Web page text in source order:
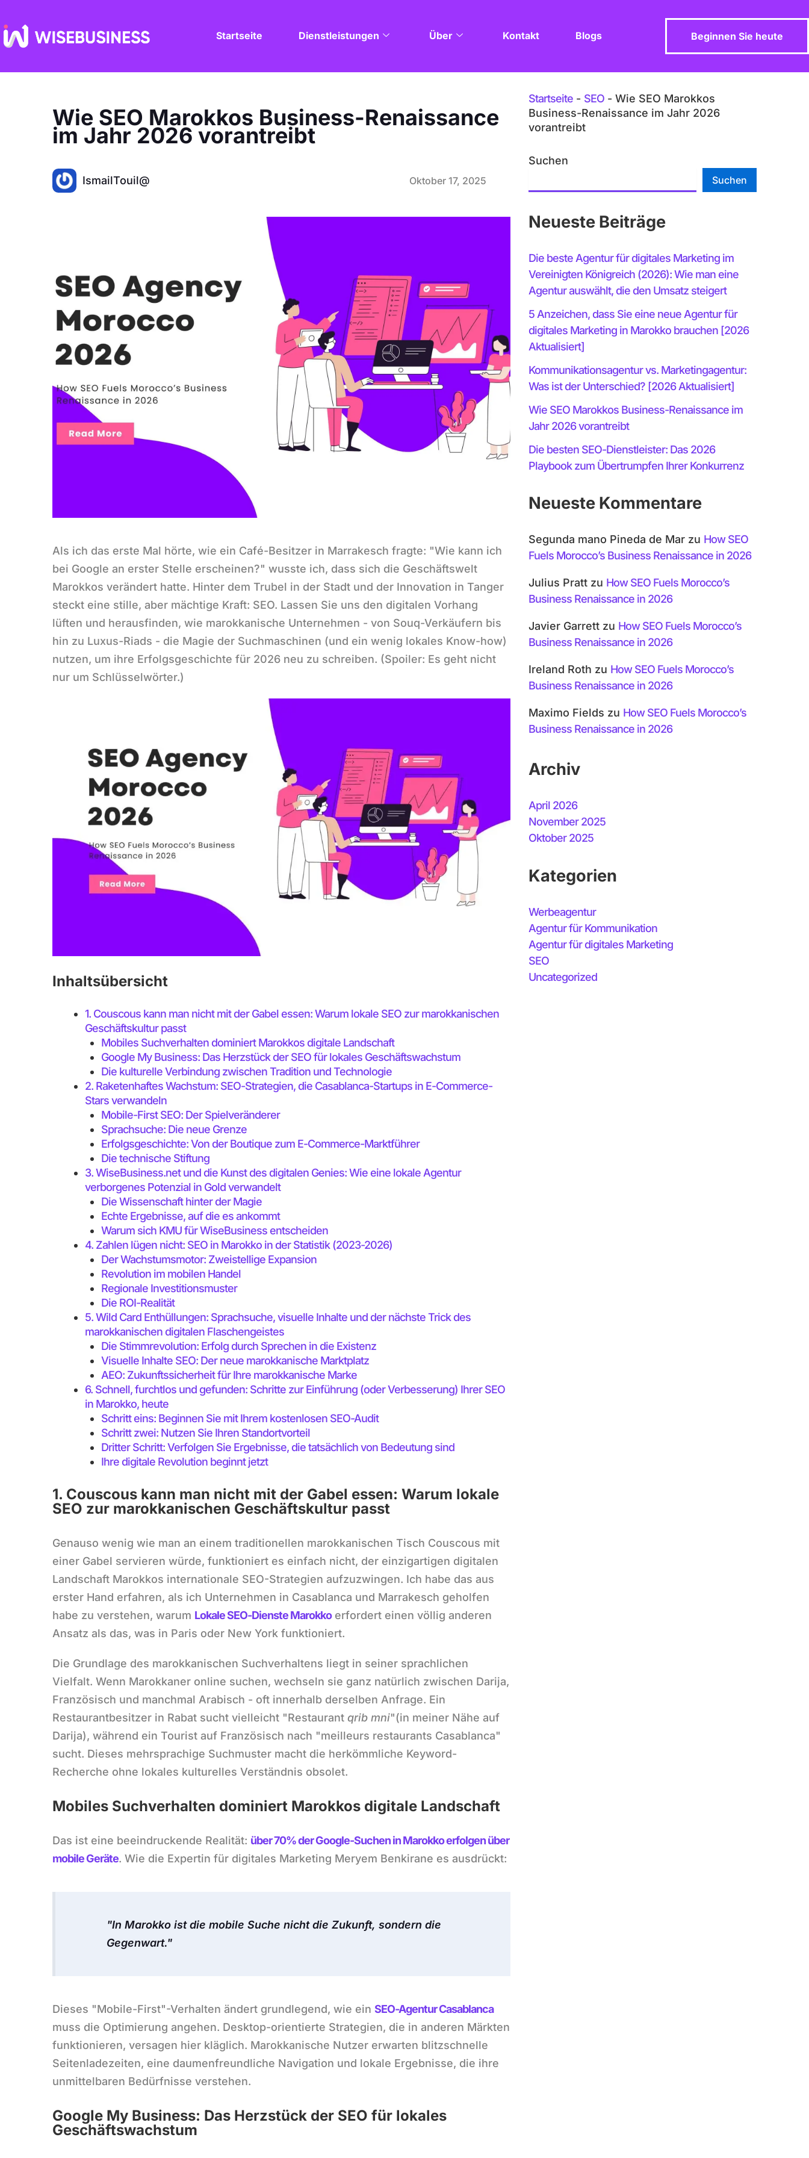
springen
Startseite Dienstleistungen Über Kontakt Blogs Beginnen Sie heute
Wie SEO Marokkos Business-Renaissance
im Jahr 2026 vorantreibt
IsmailTouil@ Oktober 17, 2025
Als ich das erste Mal hörte, wie ein Café-Besitzer in Marrakesch fragte: "Wie kann ich
bei Google an erster Stelle erscheinen?" wusste ich, dass sich die Geschäftswelt
Marokkos verändert hatte. Hinter dem Trubel in der Stadt und der Innovation in Tanger
steckt eine stille, aber mächtige Kraft: SEO. Lassen Sie uns den digitalen Vorhang
lüften und herausfinden, wie marokkanische Unternehmen - von Souq-Verkäufern bis
hin zu Luxus-Riads - die Magie der Suchmaschinen (und ein wenig lokales Know-how)
nutzen, um ihre Erfolgsgeschichte für 2026 neu zu schreiben. (Spoiler: Es geht nicht
nur um Schlüsselwörter.)
Inhaltsübersicht
1. Couscous kann man nicht mit der Gabel essen: Warum lokale SEO zur marokkanischen
Geschäftskultur passt
Mobiles Suchverhalten dominiert Marokkos digitale Landschaft
Google My Business: Das Herzstück der SEO für lokales Geschäftswachstum
Die kulturelle Verbindung zwischen Tradition und Technologie
2. Raketenhaftes Wachstum: SEO-Strategien, die Casablanca-Startups in E-Commerce-
Stars verwandeln
Mobile-First SEO: Der Spielveränderer
Sprachsuche: Die neue Grenze
Erfolgsgeschichte: Von der Boutique zum E-Commerce-Marktführer
Die technische Stiftung
3. WiseBusiness.net und die Kunst des digitalen Genies: Wie eine lokale Agentur
verborgenes Potenzial in Gold verwandelt
Die Wissenschaft hinter der Magie
Echte Ergebnisse, auf die es ankommt
Warum sich KMU für WiseBusiness entscheiden
4. Zahlen lügen nicht: SEO in Marokko in der Statistik (2023-2026)
Der Wachstumsmotor: Zweistellige Expansion
Revolution im mobilen Handel
Regionale Investitionsmuster
Die ROI-Realität
5. Wild Card Enthüllungen: Sprachsuche, visuelle Inhalte und der nächste Trick des
marokkanischen digitalen Flaschengeistes
Die Stimmrevolution: Erfolg durch Sprechen in die Existenz
Visuelle Inhalte SEO: Der neue marokkanische Marktplatz
AEO: Zukunftssicherheit für Ihre marokkanische Marke
6. Schnell, furchtlos und gefunden: Schritte zur Einführung (oder Verbesserung) Ihrer SEO
in Marokko, heute
Schritt eins: Beginnen Sie mit Ihrem kostenlosen SEO-Audit
Schritt zwei: Nutzen Sie Ihren Standortvorteil
Dritter Schritt: Verfolgen Sie Ergebnisse, die tatsächlich von Bedeutung sind
Ihre digitale Revolution beginnt jetzt
1. Couscous kann man nicht mit der Gabel essen: Warum lokale
SEO zur marokkanischen Geschäftskultur passt
Genauso wenig wie man an einem traditionellen marokkanischen Tisch Couscous mit
einer Gabel servieren würde, funktioniert es einfach nicht, der einzigartigen digitalen
Landschaft Marokkos internationale SEO-Strategien aufzuzwingen. Ich habe das aus
erster Hand erfahren, als ich Unternehmen in Casablanca und Marrakesch geholfen
habe zu verstehen, warum Lokale SEO-Dienste Marokkoerfordert einen völlig anderen
Ansatz als das, was in Paris oder New York funktioniert.
Die Grundlage des marokkanischen Suchverhaltens liegt in seiner sprachlichen
Vielfalt. Wenn Marokkaner online suchen, wechseln sie ganz natürlich zwischen Darija,
Französisch und manchmal Arabisch - oft innerhalb derselben Anfrage. Ein
Restaurantbesitzer in Rabat sucht vielleicht "Restaurant qrib mni"(in meiner Nähe auf
Darija), während ein Tourist auf Französisch nach "meilleurs restaurants Casablanca"
sucht. Dieses mehrsprachige Suchmuster macht die herkömmliche Keyword-
Recherche ohne lokales kulturelles Verständnis obsolet.
Mobiles Suchverhalten dominiert Marokkos digitale Landschaft
Das ist eine beeindruckende Realität: über 70% der Google-Suchen in Marokko erfolgen über
mobile Geräte. Wie die Expertin für digitales Marketing Meryem Benkirane es ausdrückt:
"In Marokko ist die mobile Suche nicht die Zukunft, sondern die
Gegenwart."
Dieses "Mobile-First"-Verhalten ändert grundlegend, wie ein SEO-Agentur Casablanca
muss die Optimierung angehen. Desktop-orientierte Strategien, die in anderen Märkten
funktionieren, versagen hier kläglich. Marokkanische Nutzer erwarten blitzschnelle
Seitenladezeiten, eine daumenfreundliche Navigation und lokale Ergebnisse, die ihre
unmittelbaren Bedürfnisse verstehen.
Google My Business: Das Herzstück der SEO für lokales
Geschäftswachstum
Startseite- SEO- Wie SEO Marokkos
Business-Renaissance im Jahr 2026
vorantreibt
Suchen
Suchen
Neueste Beiträge
Die beste Agentur für digitales Marketing im
Vereinigten Königreich (2026): Wie man eine
Agentur auswählt, die den Umsatz steigert
5 Anzeichen, dass Sie eine neue Agentur für
digitales Marketing in Marokko brauchen [2026
Aktualisiert]
Kommunikationsagentur vs. Marketingagentur:
Was ist der Unterschied? [2026 Aktualisiert]
Wie SEO Marokkos Business-Renaissance im
Jahr 2026 vorantreibt
Die besten SEO-Dienstleister: Das 2026
Playbook zum Übertrumpfen Ihrer Konkurrenz
Neueste Kommentare
Segunda mano Pineda de Marzu How SEO
Fuels Morocco’s Business Renaissance in 2026
Julius Prattzu How SEO Fuels Morocco’s
Business Renaissance in 2026
Javier Garrettzu How SEO Fuels Morocco’s
Business Renaissance in 2026
Ireland Roth zu How SEO Fuels Morocco’s
Business Renaissance in 2026
Maximo Fields zu How SEO Fuels Morocco’s
Business Renaissance in 2026
Archiv
April 2026
November 2025
Oktober 2025
Kategorien
Werbeagentur
Agentur für Kommunikation
Agentur für digitales Marketing
SEO
Uncategorized